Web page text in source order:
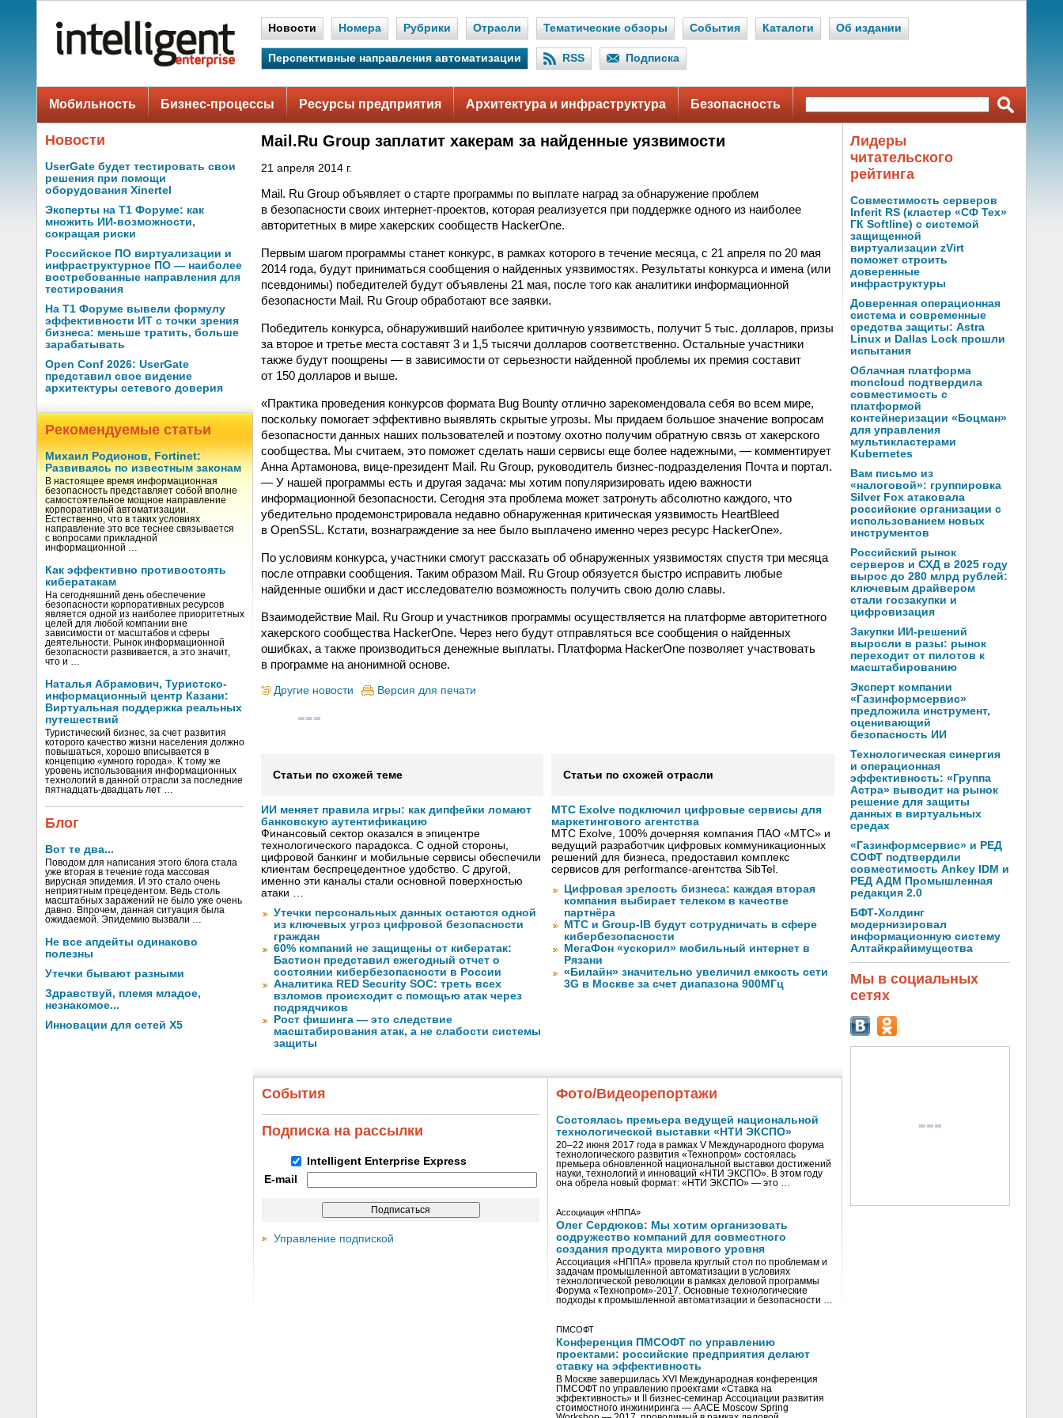
Новости Номера Рубрики Отрасли Тематические обзоры События Каталоги Об издании
Перспективные направления автоматизации RSS Подписка
Мобильность Бизнес-процессы Ресурсы предприятия Архитектура и инфраструктура Безопасность
Новости
UserGate будет тестировать свои
решения при помощи
оборудования Xinertel
Эксперты на Т1 Форуме: как
множить ИИ-возможности,
сокращая риски
Российское ПО виртуализации и
инфраструктурное ПО — наиболее
востребованные направления для
тестирования
На Т1 Форуме вывели формулу
эффективности ИТ с точки зрения
бизнеса: меньше тратить, больше
зарабатывать
Open Conf 2026: UserGate
представил свое видение
архитектуры сетевого доверия
Рекомендуемые статьи
Михаил Родионов, Fortinet:
Развиваясь по известным законам
В настоящее время информационная
безопасность представляет собой вполне
самостоятельное мощное направление
корпоративной автоматизации.
Естественно, что в таких условиях
направление это все теснее связывается
с вопросами прикладной
информационной …
Как эффективно противостоять
кибератакам
На сегодняшний день обеспечение
безопасности корпоративных ресурсов
является одной из наиболее приоритетных
целей для любой компании вне
зависимости от масштабов и сферы
деятельности. Рынок информационной
безопасности развивается, а это значит,
что и …
Наталья Абрамович, Туристско-
информационный центр Казани:
Виртуальная поддержка реальных
путешествий
Туристический бизнес, за счет развития
которого качество жизни населения должно
повышаться, хорошо вписывается в
концепцию «умного города». К тому же
уровень использования информационных
технологий в данной отрасли за последние
пятнадцать-двадцать лет …
Блог
Вот те два...
Поводом для написания этого блога стала
уже вторая в течение года массовая
вирусная эпидемия. И это стало очень
неприятным прецедентом. Ведь столь
масштабных заражений не было уже очень
давно. Впрочем, данная ситуация была
ожидаемой. Эпидемию вызвали …
Не все апдейты одинаково
полезны
Утечки бывают разными
Здравствуй, племя младое,
незнакомое...
Инновации для сетей X5
Mail.Ru Group заплатит хакерам за найденные уязвимости
21 апреля 2014 г.
Mail. Ru Group объявляет о старте программы по выплате наград за обнаружение проблем
в безопасности своих интернет-проектов, которая реализуется при поддержке одного из наиболее
авторитетных в мире хакерских сообществ HackerOne.
Первым шагом программы станет конкурс, в рамках которого в течение месяца, с 21 апреля по 20 мая
2014 года, будут приниматься сообщения о найденных уязвимостях. Результаты конкурса и имена (или
псевдонимы) победителей будут объявлены 21 мая, после того как аналитики информационной
безопасности Mail. Ru Group обработают все заявки.
Победитель конкурса, обнаруживший наиболее критичную уязвимость, получит 5 тыс. долларов, призы
за второе и третье места составят 3 и 1,5 тысячи долларов соответственно. Остальные участники
также будут поощрены — в зависимости от серьезности найденной проблемы их премия составит
от 150 долларов и выше.
«Практика проведения конкурсов формата Bug Bounty отлично зарекомендовала себя во всем мире,
поскольку помогает эффективно выявлять скрытые угрозы. Мы придаем большое значение вопросам
безопасности данных наших пользователей и поэтому охотно получим обратную связь от хакерского
сообщества. Мы считаем, это поможет сделать наши сервисы еще более надежными, — комментирует
Анна Артамонова, вице-президент Mail. Ru Group, руководитель бизнес-подразделения Почта и портал.
— У нашей программы есть и другая задача: мы хотим популяризировать идею важности
информационной безопасности. Сегодня эта проблема может затронуть абсолютно каждого, что
убедительно продемонстрировала недавно обнаруженная критическая уязвимость HeartBleed
в OpenSSL. Кстати, вознаграждение за нее было выплачено именно через ресурс HackerOne».
По условиям конкурса, участники смогут рассказать об обнаруженных уязвимостях спустя три месяца
после отправки сообщения. Таким образом Mail. Ru Group обязуется быстро исправить любые
найденные ошибки и даст исследователю возможность получить свою долю славы.
Взаимодействие Mail. Ru Group и участников программы осуществляется на платформе авторитетного
хакерского сообщества HackerOne. Через него будут отправляться все сообщения о найденных
ошибках, а также производиться денежные выплаты. Платформа HackerOne позволяет участвовать
в программе на анонимной основе.
Другие новости Версия для печати
Статьи по схожей теме
ИИ меняет правила игры: как дипфейки ломают
банковскую аутентификацию
Финансовый сектор оказался в эпицентре
технологического парадокса. С одной стороны,
цифровой банкинг и мобильные сервисы обеспечили
клиентам беспрецедентное удобство. С другой,
именно эти каналы стали основной поверхностью
атаки …
Утечки персональных данных остаются одной
из ключевых угроз цифровой безопасности
граждан
60% компаний не защищены от кибератак:
Бастион представил ежегодный отчет о
состоянии кибербезопасности в России
Аналитика RED Security SOC: треть всех
взломов происходит с помощью атак через
подрядчиков
Рост фишинга — это следствие
масштабирования атак, а не слабости системы
защиты
Статьи по схожей отрасли
МТС Exolve подключил цифровые сервисы для
маркетингового агентства
МТС Exolve, 100% дочерняя компания ПАО «МТС» и
ведущий разработчик цифровых коммуникационных
решений для бизнеса, предоставил комплекс
сервисов для performance-агентства SibTel.
Цифровая зрелость бизнеса: каждая вторая
компания выбирает телеком в качестве
партнёра
МТС и Group-IB будут сотрудничать в сфере
кибербезопасности
МегаФон «ускорил» мобильный интернет в
Рязани
«Билайн» значительно увеличил емкость сети
3G в Москве за счет диапазона 900МГц
События
Подписка на рассылки
Intelligent Enterprise Express
E-mail
Управление подпиской
Фото/Видеорепортажи
Состоялась премьера ведущей национальной
технологической выставки «НТИ ЭКСПО»
20–22 июня 2017 года в рамках V Международного форума
технологического развития «Технопром» состоялась
премьера обновленной национальной выставки достижений
науки, технологий и инноваций «НТИ ЭКСПО». В этом году
она обрела новый формат: «НТИ ЭКСПО» — это …
Ассоциация «НППА»
Олег Сердюков: Мы хотим организовать
содружество компаний для совместного
создания продукта мирового уровня
Ассоциация «НППА» провела круглый стол по проблемам и
задачам промышленной автоматизации в условиях
технологической революции в рамках деловой программы
Форума «Технопром»-2017. Основные технологические
подходы к промышленной автоматизации и безопасности …
ПМСОФТ
Конференция ПМСОФТ по управлению
проектами: российские предприятия делают
ставку на эффективность
В Москве завершилась XVI Международная конференция
ПМСОФТ по управлению проектами «Ставка на
эффективность» и II бизнес-семинар Ассоциации развития
стоимостного инжиниринга — AACE Moscow Spring
Лидеры
читательского
рейтинга
Совместимость серверов
Inferit RS (кластер «СФ Тех»
ГК Softline) с системой
защищенной
виртуализации zVirt
поможет строить
доверенные
инфраструктуры
Доверенная операционная
система и современные
средства защиты: Astra
Linux и Dallas Lock прошли
испытания
Облачная платформа
moncloud подтвердила
совместимость с
платформой
контейнеризации «Боцман»
для управления
мультикластерами
Kubernetes
Вам письмо из
«налоговой»: группировка
Silver Fox атаковала
российские организации с
использованием новых
инструментов
Российский рынок
серверов и СХД в 2025 году
вырос до 280 млрд рублей:
ключевым драйвером
стали госзакупки и
цифровизация
Закупки ИИ-решений
выросли в разы: рынок
переходит от пилотов к
масштабированию
Эксперт компании
«Газинформсервис»
предложила инструмент,
оценивающий
безопасность ИИ
Технологическая синергия
и операционная
эффективность: «Группа
Астра» выводит на рынок
решение для защиты
данных в виртуальных
средах
«Газинформсервис» и РЕД
СОФТ подтвердили
совместимость Ankey IDM и
РЕД АДМ Промышленная
редакция 2.0
БФТ-Холдинг
модернизировал
информационную систему
Алтайкрайимущества
Мы в социальных
сетях